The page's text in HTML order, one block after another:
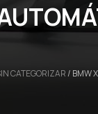
CATEGORIZAR/ BMW